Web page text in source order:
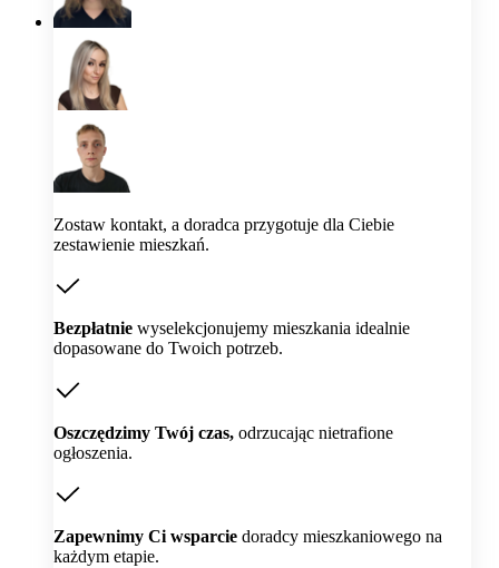
Zostaw kontakt, a doradca przygotuje dla Ciebie
zestawienie mieszkań.
Bezpłatnie wyselekcjonujemy mieszkania idealnie
dopasowane do Twoich potrzeb.
Oszczędzimy Twój czas, odrzucając nietrafione
ogłoszenia.
Zapewnimy Ci wsparcie doradcy mieszkaniowego na
każdym etapie.